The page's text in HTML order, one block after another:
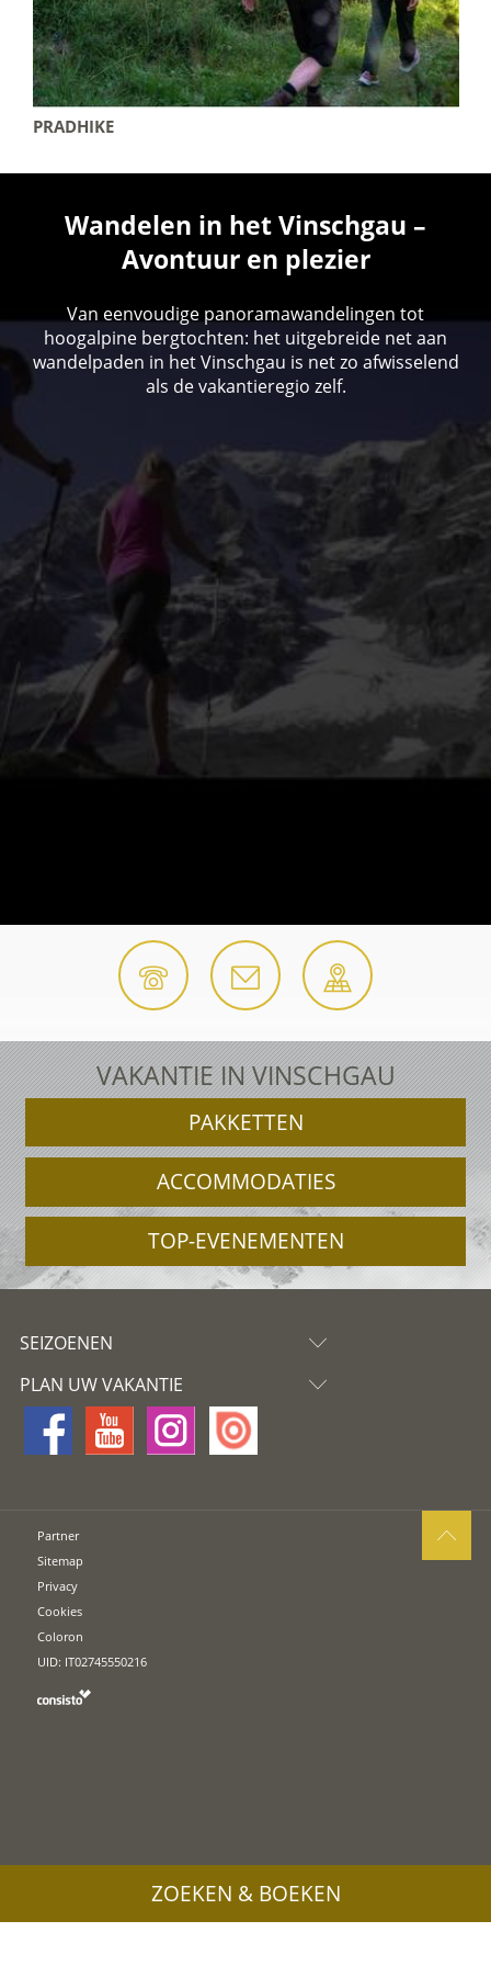
PRADHIKE
Wandelen in het Vinschgau –
Avontuur en plezier
Van eenvoudige panoramawandelingen tot
hoogalpine bergtochten: het uitgebreide net aan
wandelpaden in het Vinschgau is net zo afwisselend
als de vakantieregio zelf.
VAKANTIE IN VINSCHGAU
PAKKETTEN
ACCOMMODATIES
TOP-EVENEMENTEN
SEIZOENEN
PLAN UW VAKANTIE
Partner
Sitemap
Privacy
Cookies
Coloron
UID: IT02745550216
ZOEKEN & BOEKEN